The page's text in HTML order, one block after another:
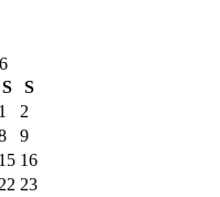
S S
1
2
9
15 16
22 23